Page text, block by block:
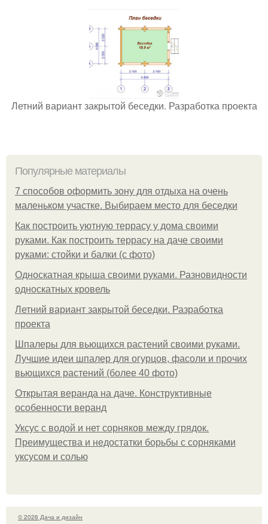
Летний вариант закрытой беседки. Разработка проекта
Популярные материалы
7 способов оформить зону для отдыха на очень
маленьком участке. Выбираем место для беседки
Как построить уютную террасу у дома своими
руками. Как построить террасу на даче своими
руками: стойки и балки (с фото)
Односкатная крыша своими руками. Разновидности
односкатных кровель
Летний вариант закрытой беседки. Разработка
проекта
Шпалеры для вьющихся растений своими руками.
Лучшие идеи шпалер для огурцов, фасоли и прочих
вьющихся растений (более 40 фото)
Открытая веранда на даче. Конструктивные
особенности веранд
Уксус с водой и нет сорняков между грядок.
Преимущества и недостатки борьбы с сорняками
уксусом и солью
© 2026 Дача и дизайн